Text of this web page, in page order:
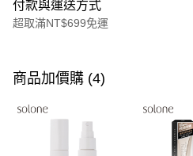
付款與運送方式
超取滿NT$699免運
信用卡一次付款
超商取貨付款
商品加價購 (4)